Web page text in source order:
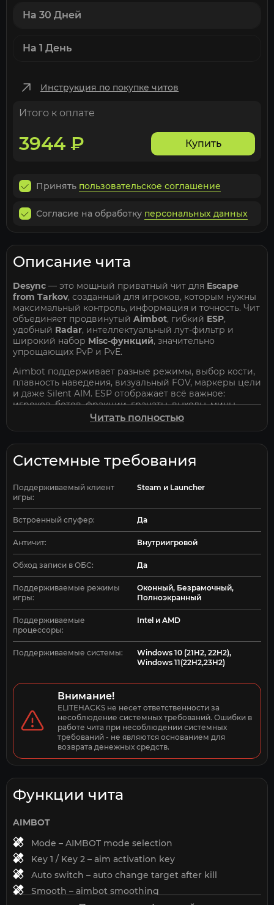
На 30 Дней
На 1 День
Инструкция по покупке читов
Итого к оплате
3944 ₽ Купить
Принять пользовательское соглашение
Согласие на обработку персональных данных
Описание чита
Desync — это мощный приватный чит для Escape
from Tarkov, созданный для игроков, которым нужны
максимальный контроль, информация и точность. Чит
объединяет продвинутый Aimbot, гибкий ESP,
удобный Radar, интеллектуальный лут-фильтр и
широкий набор Misc-функций, значительно
упрощающих PvP и PvE.
Aimbot поддерживает разные режимы, выбор кости,
плавность наведения, визуальный FOV, маркеры цели
и даже Silent AIM. ESP отображает всё важное:
игроков, ботов, фракции, гранаты, выходы, мины,
оружие, уровни, расстояние и стоимость инвентаря.
Radar показывает позиции, направление взгляда
времени.Miscвключает отключение отдачи, stamina
exploit, thermal visor, лут сквозь стены, chams,
быстрый поиск, постоянный дневной свет и другие
преимущества.
Desync работает стабильно, не снижает FPS и
остаётся незаметным благодаря оптимизированной
архитектуре. Покупая Desync на
получаете приватный, безопасный и эффективный
инструмент для доминирования в EFT по низкой
цене.
Читать полностью
Системные требования
Поддерживаемый клиент
игры:
Steam и Launcher
Встроенный спуфер: Да
Античит: Внутриигровой
Обход записи в ОБС: Да
Поддерживаемые режимы
игры:
Оконный, Безрамочный,
Полноэкранный
Поддерживаемые
процессоры:
Intel и AMD
Поддерживаемые системы:
Windows 10 (21H2, 22H2),
Windows 11(22H2,23H2)
Внимание!
ELITEHACKS не несет ответственности за
несоблюдение системных требований. Ошибки в
работе чита при несоблюдении системных
требований - не являются основанием для
возврата денежных средств.
Функции чита
AIMBOT
Mode – AIMBOT mode selection
Key 1 / Key 2 – aim activation key
Auto switch – auto change target after kill
Smooth – aimbot smoothing